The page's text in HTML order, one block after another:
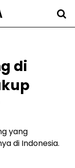
di
yang
di Indonesia.